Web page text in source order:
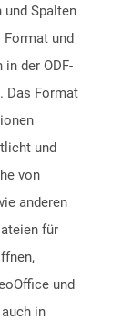
und Spalten
und
der ODF-
Das Format
und
von
anderen
für
und
in